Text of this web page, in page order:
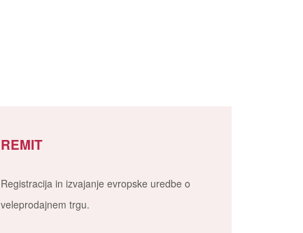
REMIT
Registracija in izvajanje evropske uredbe o
veleprodajnem trgu.